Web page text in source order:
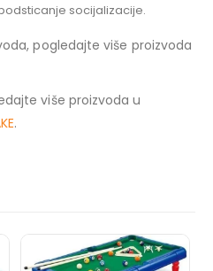
socijalizacije.
pogledajte više proizvoda
više proizvoda u
.